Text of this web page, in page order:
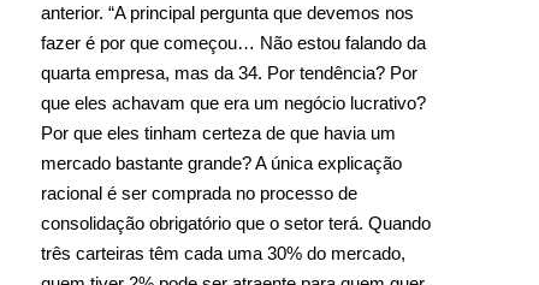
anterior. “A principal pergunta que devemos nos
fazer é por que começou… Não estou falando da
quarta empresa, mas da 34. Por tendência? Por
que eles achavam que era um negócio lucrativo?
Por que eles tinham certeza de que havia um
mercado bastante grande? A única explicação
racional é ser comprada no processo de
consolidação obrigatório que o setor terá. Quando
três carteiras têm cada uma 30% do mercado,